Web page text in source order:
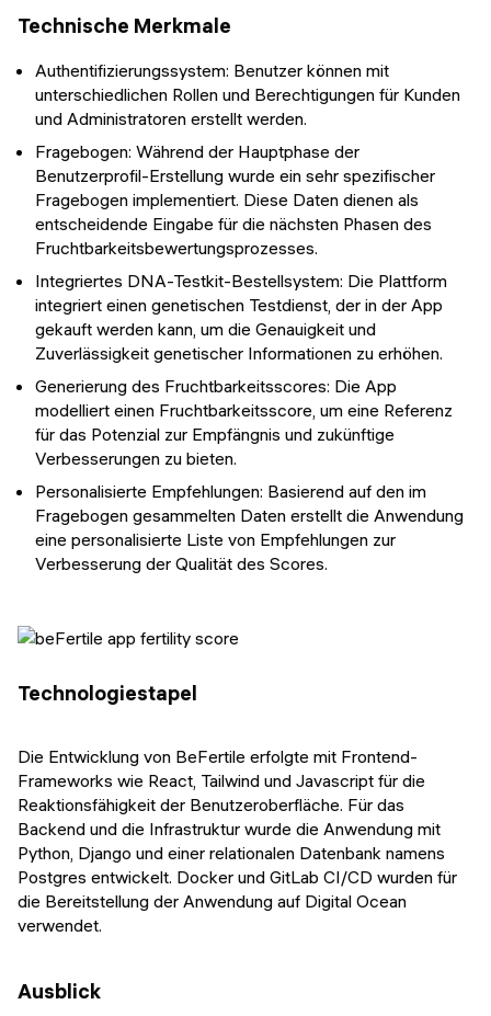
Technische Merkmale
Authentifizierungssystem: Benutzer können mit
unterschiedlichen Rollen und Berechtigungen für Kunden
und Administratoren erstellt werden.
Fragebogen: Während der Hauptphase der
Benutzerprofil-Erstellung wurde ein sehr spezifischer
Fragebogen implementiert. Diese Daten dienen als
entscheidende Eingabe für die nächsten Phasen des
Fruchtbarkeitsbewertungsprozesses.
Integriertes DNA-Testkit-Bestellsystem: Die Plattform
integriert einen genetischen Testdienst, der in der App
gekauft werden kann, um die Genauigkeit und
Zuverlässigkeit genetischer Informationen zu erhöhen.
Generierung des Fruchtbarkeitsscores: Die App
modelliert einen Fruchtbarkeitsscore, um eine Referenz
für das Potenzial zur Empfängnis und zukünftige
Verbesserungen zu bieten.
Personalisierte Empfehlungen: Basierend auf den im
Fragebogen gesammelten Daten erstellt die Anwendung
eine personalisierte Liste von Empfehlungen zur
Verbesserung der Qualität des Scores.
Technologiestapel
Die Entwicklung von BeFertile erfolgte mit Frontend-
Frameworks wie React, Tailwind und Javascript für die
Reaktionsfähigkeit der Benutzeroberfläche. Für das
Backend und die Infrastruktur wurde die Anwendung mit
Python, Django und einer relationalen Datenbank namens
Postgres entwickelt. Docker und GitLab CI/CD wurden für
die Bereitstellung der Anwendung auf Digital Ocean
verwendet.
Ausblick